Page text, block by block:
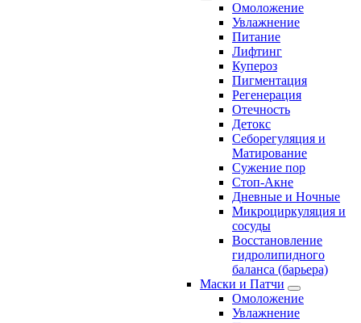
Омоложение
Увлажнение
Питание
Лифтинг
Купероз
Пигментация
Регенерация
Отечность
Детокс
Себорегуляция и
Матирование
Сужение пор
Стоп-Акне
Дневные и Ночные
Микроциркуляция и
сосуды
Восстановление
гидролипидного
баланса (барьера)
Маски и Патчи
Омоложение
Увлажнение